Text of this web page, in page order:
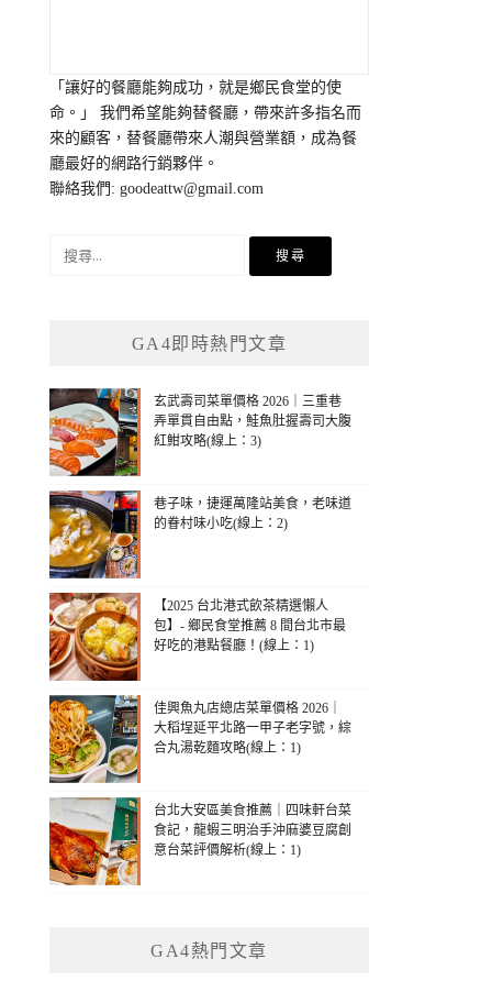
「讓好的餐廳能夠成功，就是鄉民食堂的使
命。」 我們希望能夠替餐廳，帶來許多指名而
來的顧客，替餐廳帶來人潮與營業額，成為餐
廳最好的網路行銷夥伴。
聯絡我們:goodeattw@gmail.com
GA4即時熱門文章
玄武壽司菜單價格 2026｜三重巷
弄單貫自由點，鮭魚肚握壽司大腹
紅魽攻略(線上：3)
巷子味，捷運萬隆站美食，老味道
的眷村味小吃(線上：2)
【2025 台北港式飲茶精選懶人
包】- 鄉民食堂推薦 8 間台北市最
好吃的港點餐廳！(線上：1)
佳興魚丸店總店菜單價格 2026｜
大稻埕延平北路一甲子老字號，綜
合丸湯乾麵攻略(線上：1)
台北大安區美食推薦｜四味軒台菜
食記，龍蝦三明治手沖麻婆豆腐創
意台菜評價解析(線上：1)
GA4熱門文章